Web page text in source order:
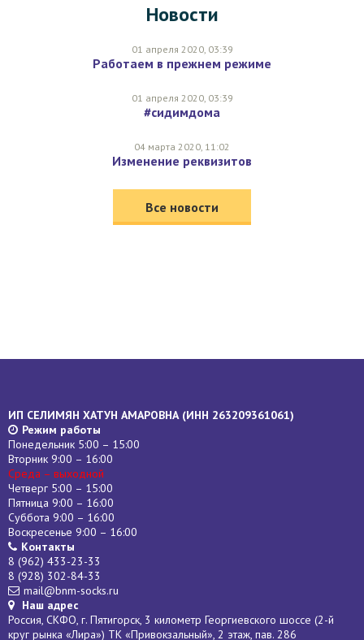
Новости
01 апреля 2020, 03:39
Работаем в прежнем режиме
01 апреля 2020, 03:39
#сидимдома
04 марта 2020, 11:02
Изменение реквизитов
Все новости
ИП СЕЛИМЯН ХАТУН АМАРОВНА (ИНН 263209361061)
Режим работы
Понедельник 5:00 – 15:00
Вторник 9:00 – 16:00
Среда – выходной
Четверг 5:00 – 15:00
Пятница 9:00 – 16:00
Суббота 9:00 – 16:00
Воскресенье 9:00 – 16:00
Контакты
8 (962) 433-23-33
8 (928) 302-84-33
mail@bnm-socks.ru
Наш адрес
Россия, СКФО, г. Пятигорск, 3 километр Георгиевского шоссе (2-й
круг рынка «Лира») ТК «Привокзальный», 2 этаж, пав. 286